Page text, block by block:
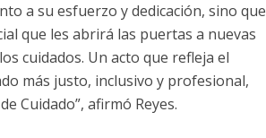
a su esfuerzo y dedicación, sino que
que les abrirá las puertas a nuevas
cuidados. Un acto que refleja el
más justo, inclusivo y profesional,
Cuidado”, afirmó Reyes.